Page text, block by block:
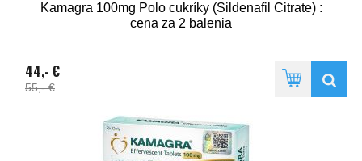
Kamagra 100mg Polo cukríky (Sildenafil Citrate) :
cena za 2 balenia
44,- €
55,- €